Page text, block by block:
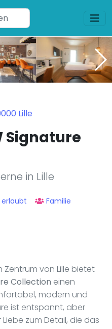
Lille
Signature
in Lille
erlaubt
Familie
Zentrum von Lille bietet
Collection einen
modern und
ist entspannt, aber
zum Detail, die das